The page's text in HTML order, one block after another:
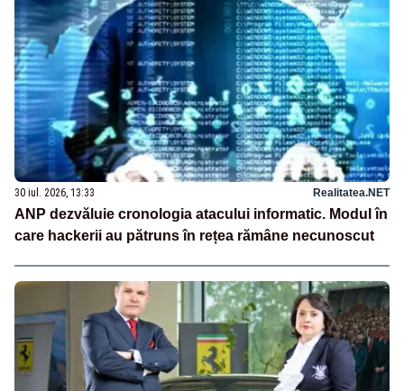
30 iul. 2026, 13:33 Realitatea.NET
ANP dezvăluie cronologia atacului informatic. Modul în
care hackerii au pătruns în rețea rămâne necunoscut